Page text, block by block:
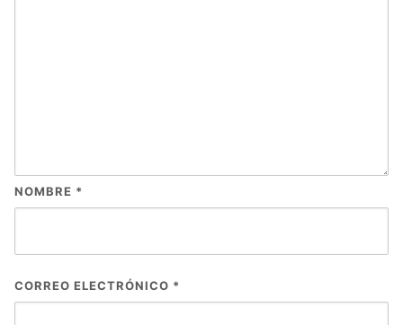
NOMBRE *
CORREO ELECTRÓNICO *